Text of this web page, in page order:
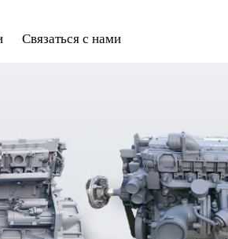
Связаться с нами